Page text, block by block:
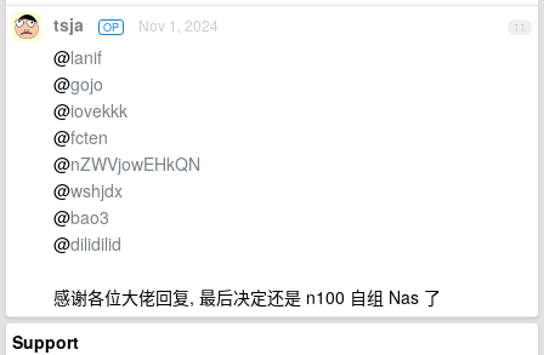
11
tsja OP Nov 1, 2024
@lanif
@gojo
@iovekkk
@fcten
@nZWVjowEHkQN
@wshjdx
@bao3
@dilidilid
感谢各位大佬回复, 最后决定还是 n100 自组 Nas 了
Support